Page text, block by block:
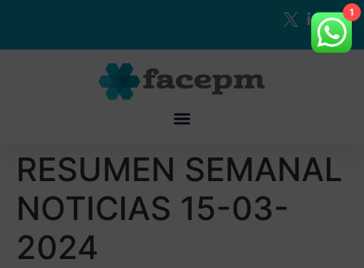
RESUMEN SEMANAL
NOTICIAS 15-03-
2024
1